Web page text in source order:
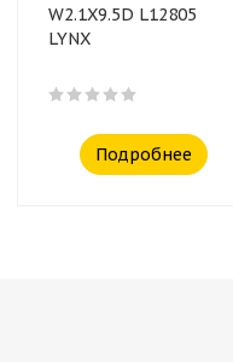
W2.1X9.5D L12805
LYNX
Подробнее